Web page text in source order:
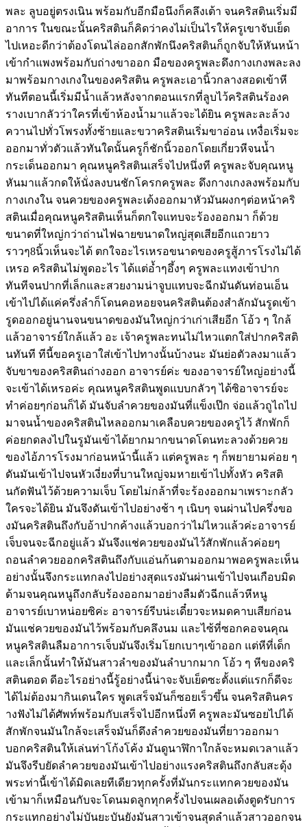
พละ ลูบอยู่ตรงเนิน พร้อมกับอีกมือนึงก็คลึงเต้า จนคริสตินเริ่มมี
อาการ ในขณะนั้นคริสตินก็คิดว่าคงไม่เป็นไรให้ครูเขาจับเย็ด
ไปเหอะดีกว่าต้องโดนไล่ออกสักพักนึงคริสตินก็ถูกจับให้หันหน้า
เข้ากำแพงพร้อมกับถ่างขาออก มือของครูพละดึงกางเกงพละลง
มาพร้อมกางเกงในของคริสติน ครูพละเอานิ้วกลางสอดเข้าหี
ทันทีตอนนี้เริ่มมีน้ำแล้วหลังจากตอนแรกที่ลูบไว้คริสตินร้องค
รางเบากลัวว่าใครที่เข้าห้องน้ำมาแล้วจะได้ยิน ครูพละละล้วง
ควานไปทั่วโพรงทั้งซ้ายและขวาคริสตินเริ่มขาอ่อน เหงื่อเริ่มจะ
ออกมาทั่วตัวแล้วทันใดนั้นครูก็ชักนิ้วออกโดยเกี่ยวหีจนน้ำ
กระเด็นออกมา คุณหนูคริสตินเสร็จไปหนึ่งที ครูพละจับคุณหนู
หันมาแล้วกดให้นั่งลงบนชักโครกครูพละ ดึงกางเกงลงพร้อมกับ
กางเกงใน จนควยของครูพละเด้งออกมาหัวมันผงกๆต่อหน้าคริ
สตินเมื่อคุณหนูคริสตินเห็นก็ตกใจแทบจะร้องออกมา ก็ด้วย
ขนาดที่ใหญ่กว่าถ่านไฟฉายขนาดใหญ่สุดเสียอีกแถวยาว
ราวๆ8นิ้วเห็นจะได้ ตกใจอะไรเหรอขนาดของครูสู้ภารโรงไม่ได้
เหรอ คริสตินไม่พูดอะไร ได้แต่อ้ำๆอึ้งๆ ครูพละแทงเข้าปาก
ทันทีจนปากที่เล็กและสวยงามน่าจูบแทบจะฉีกมันดันท่อนเอ็น
เข้าไปได้แค่ครึ่งลำก็โดนคอหอยจนคริสตินต้องสำลักมันรูดเข้า
รูดออกอยู่นานจนขนาดของมันใหญ่กว่าเก่าเสียอีก โอ้ว ๆ ใกล้
แล้วอาจารย์ใกล้แล้ว อะ เจ้าครูพละทนไม่ไหวแตกใส่ปากคริสติ
นทันที ทีนี้ขอครูเอาใส่เข้าไปทางนั้นบ้างนะ มันย่อตัวลงมาแล้ว
จับขาของคริสตินถ่างออก อาจารย์ค่ะ ของอาจารย์ใหญ่อย่างนี้
จะเข้าได้เหรอค่ะ คุณหนูคริสตินพูดแบบกลัวๆ ได้ซิอาจารย์จะ
ทำค่อยๆก่อนก็ได้ มันจับลำควยของมันที่แข็งเป๊ก จ่อแล้วถูไถไป
มาจนน้ำของคริสตินไหลออกมาเคลือบควยของครูไว้ สักพักก็
ค่อยกดลงไปในรูมันเข้าได้ยากมากขนาดโดนทะลวงด้วยควย
ของไอ้ภารโรงมาก่อนหน้านี้แล้ว แต่ครูพละ ๆ ก็พยายามค่อย ๆ
ดันมันเข้าไปจนหัวเงี่ยงที่บานใหญ่จมหายเข้าไปทั้งหัว คริสติ
นกัดฟันไว้ด้วยความเจ็บ โดยไม่กล้าที่จะร้องออกมาเพราะกลัว
ใครจะได้ยิน มันจึงดันเข้าไปอย่างช้า ๆ เนิบๆ จนผ่านไปครึ่งขอ
งมันคริสตินถึงกับอ้าปากค้างแล้วบอกว่าไม่ไหวแล้วค่ะอาจารย์
เจ็บจนจะฉีกอยู่แล้ว มันจึงแช่ควยของมันไว้สักพักแล้วค่อยๆ
ถอนลำควยออกคริสตินถึงกับแอ่นก้นตามออกมาพอครูพละเห็น
อย่างนั้นจึงกระแทกลงไปอย่างสุดแรงมันผ่านเข้าไปจนเกือบมิด
ด้ามจนคุณหนูถึงกลับร้องออกมาอย่างลืมตัวฉีกแล้วหีหนู
อาจารย์เบาหน่อยซิค่ะ อาจารย์รีบน่ะเดี๋ยวจะหมดคาบเสียก่อน
มันแช่ควยของมันไว้พร้อมกับคลึงนม และไซ้ที่ซอกคอจนคุณ
หนูคริสตินลืมอาการเจ็บมันจึงเริ่มโยกเบาๆเข้าออก แต่หีที่เด็ก
และเล็กนั้นทำให้มันสาวลำของมันลำบากมาก โอ้ว ๆ หีของคริ
สตินตอด ดีอะไรอย่างนี้รู้อย่างนี้น่าจะจับเย็ดซะตั้งแต่แรกก็ดีจะ
ได้ไม่ต้องมากินเดนใคร พูดเสร็จมันก็ซอยเร็วขึ้น จนคริสตินคร
างฟังไม่ได้ศัพท์พร้อมกับเสร็จไปอีกหนึ่งที ครูพละมันซอยไปได้
สักพักจนมันใกล้จะเสร็จมันก็ดึงลำควยของมันที่ยาวออกมา
บอกคริสตินให้เล่นท่าโก้งโค้ง มันดูนาฬิกาใกล้จะหมดเวลาแล้ว
มันจึงรีบยัดลำควยของมันเข้าไปอย่างแรงคริสตินถึงกลับสะดุ้ง
พระท่านี้เข้าได้มิดเลยทีเดียวทุกครั้งที่มันกระแทกควยของมัน
เข้ามาก็เหมือนกับจะโดนมดลูกทุกครั้งไปจนเผลอเด้งตูดรับการ
กระแทกอย่างไม่บันยะบันยังมันสาวเข้าจนสุดลำแล้วสาวออกจน